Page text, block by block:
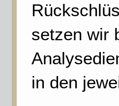
setzen wir
in den